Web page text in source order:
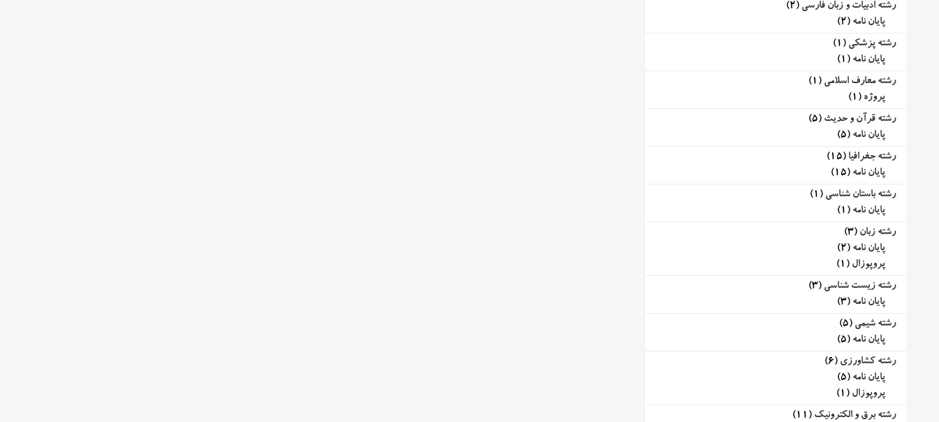
رشته ادبیات و زبان فارسی (2)
پایان نامه (2)
رشته پزشکی (1)
پایان نامه (1)
رشته معارف اسلامی (1)
پروژه (1)
رشته قرآن و حدیث (5)
پایان نامه (5)
رشته جغرافیا (15)
پایان نامه (15)
رشته باستان شناسی (1)
پایان نامه (1)
رشته زبان (3)
پایان نامه (2)
پروپوزال (1)
رشته زیست شناسی (3)
پایان نامه (3)
رشته شیمی (5)
پایان نامه (5)
رشته کشاورزی (6)
پایان نامه (5)
پروپوزال (1)
رشته برق و الکترونیک (11)